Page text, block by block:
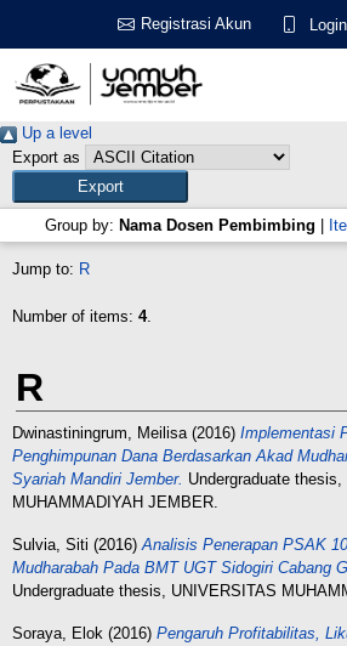
Registrasi Akun
Up a level
Export as
Group by: Nama Dosen Pembimbing
Jump to: R
Number of items: 4.
R
Dwinastiningrum, Meilisa(2016) Implementasi
Penghimpunan Dana Berdasarkan Akad
Syariah Mandiri Jember. Undergraduate
MUHAMMADIYAH JEMBER.
Sulvia, Siti (2016)Analisis Penerapan PSAK
Mudharabah Pada BMT UGT Sidogiri Cabang
Undergraduate thesis, UNIVERSITAS
Soraya, Elok (2016) Pengaruh Profitabilitas,